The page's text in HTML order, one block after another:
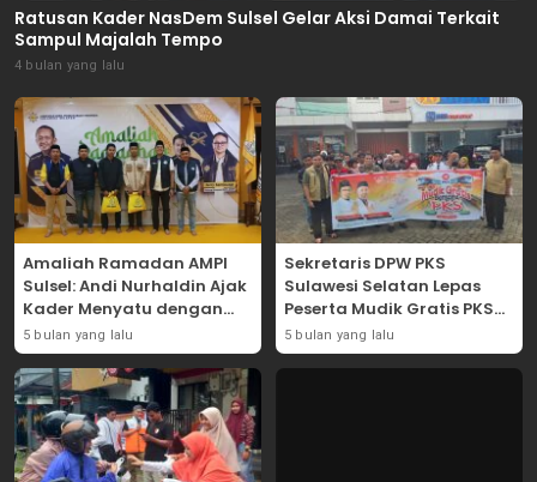
Ratusan Kader NasDem Sulsel Gelar Aksi Damai Terkait
Sampul Majalah Tempo
4 bulan yang lalu
Amaliah Ramadan AMPI
Sulsel: Andi Nurhaldin Ajak
Kader Menyatu dengan
Kaum Dhuafa
5 bulan yang lalu
Sekretaris DPW PKS
Sulawesi Selatan Lepas
Peserta Mudik Gratis PKS
2026
5 bulan yang lalu